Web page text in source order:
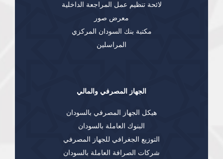
لائحة تنظيم عمل المراجعة الداخلية
معرض صور
مكتبة بنك السودان المركزي
المراسلين
الجهاز المصرفي والمالي
هيكل الجهاز المصرفي بالسودان
البنوك العاملة بالسودان
التوزيع الجغرافي للجهاز المصرفي
شركات الصرافة العاملة بالسودان